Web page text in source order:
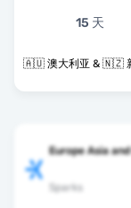
15 天
🇦🇺 澳大利亚 & 🇳🇿
Europe Asia
Sparks